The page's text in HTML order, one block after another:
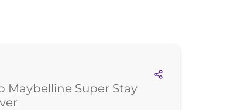
Maybelline Super Stay